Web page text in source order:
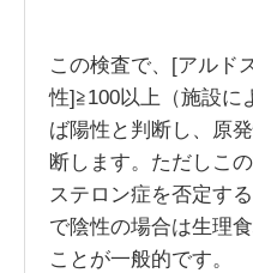
この検査で、[アルド
性]≧100以上（施設に
ば陽性と判断し、原
断します。ただしこ
ステロン症を否定す
で陰性の場合は生理
ことが一般的です。